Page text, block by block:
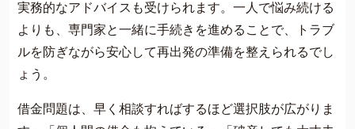
実務的なアドバイスも受けられます。一人で悩み続ける
よりも、専門家と一緒に手続きを進めることで、トラブ
ルを防ぎながら安心して再出発の準備を整えられるでし
ょう。
借金問題は、早く相談すればするほど選択肢が広がりま